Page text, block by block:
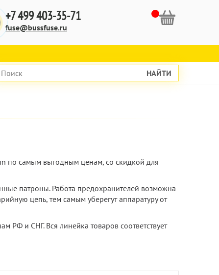
+7 499 403-35-71
fuse@bussfuse.ru
НАЙТИ
по самым выгодным ценам, со скидкой для
патроны. Работа предохранителей возможна
цепь, тем самым уберегут аппаратуру от
РФ и СНГ. Вся линейка товаров соответствует